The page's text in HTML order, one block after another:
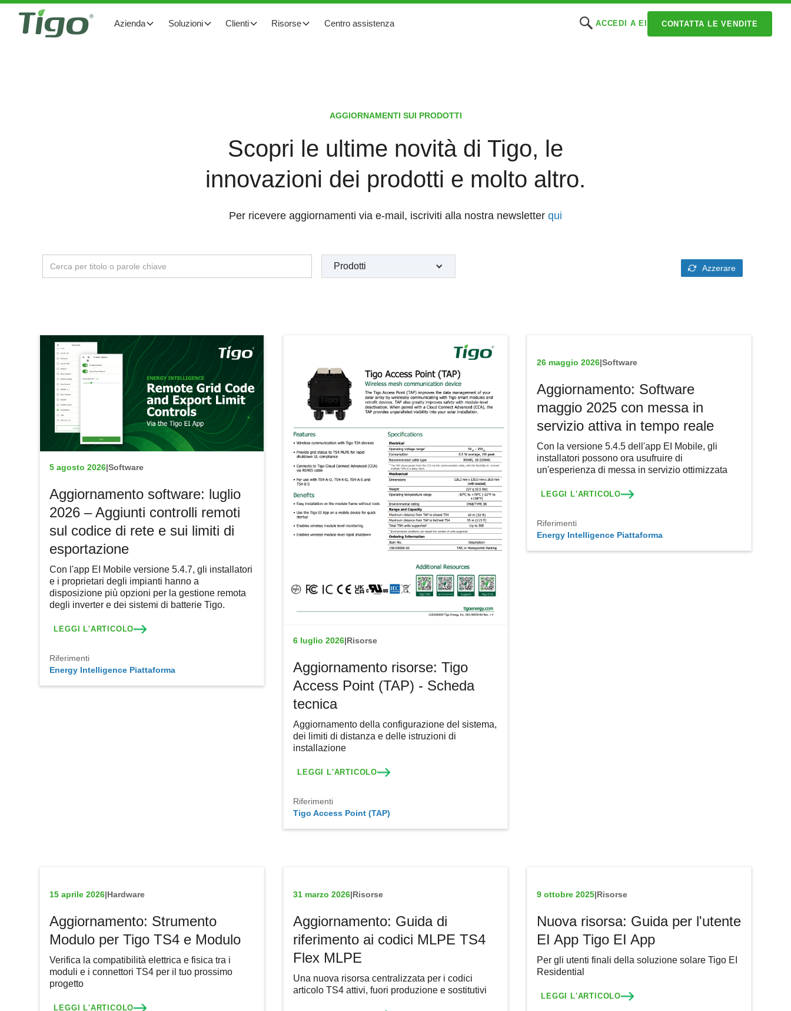
Azienda Soluzioni Clienti Risorse Centro assistenza ACCEDI A EI CONTATTA LE VENDITE
AGGIORNAMENTI SUI PRODOTTI
Scopri le ultime novità di Tigo, le
innovazioni dei prodotti e molto altro.
Per ricevere aggiornamenti via e-mail, iscriviti alla nostra newsletter qui
Prodotti Azzerare
5 agosto 2026|Software
Aggiornamento software: luglio
2026 – Aggiunti controlli remoti
sul codice di rete e sui limiti di
esportazione
Con l'app EI Mobile versione 5.4.7, gli installatori
e i proprietari degli impianti hanno a
disposizione più opzioni per la gestione remota
degli inverter e dei sistemi di batterie Tigo.
LEGGI L'ARTICOLO
Riferimenti
Energy Intelligence Piattaforma
6 luglio 2026|Risorse
Aggiornamento risorse: Tigo
Access Point (TAP) - Scheda
tecnica
Aggiornamento della configurazione del sistema,
dei limiti di distanza e delle istruzioni di
installazione
LEGGI L'ARTICOLO
Riferimenti
Tigo Access Point (TAP)
26 maggio 2026|Software
Aggiornamento: Software
maggio 2025 con messa in
servizio attiva in tempo reale
Con la versione 5.4.5 dell'app EI Mobile, gli
installatori possono ora usufruire di
un'esperienza di messa in servizio ottimizzata
LEGGI L'ARTICOLO
Riferimenti
Energy Intelligence Piattaforma
15 aprile 2026|Hardware
Aggiornamento: Strumento
Modulo per Tigo TS4 e Modulo
Verifica la compatibilità elettrica e fisica tra i
moduli e i connettori TS4 per il tuo prossimo
progetto
LEGGI L'ARTICOLO
31 marzo 2026|Risorse
Aggiornamento: Guida di
riferimento ai codici MLPE TS4
Flex MLPE
Una nuova risorsa centralizzata per i codici
articolo TS4 attivi, fuori produzione e sostitutivi
9 ottobre 2025|Risorse
Nuova risorsa: Guida per l'utente
EI App Tigo EI App
Per gli utenti finali della soluzione solare Tigo EI
Residential
LEGGI L'ARTICOLO